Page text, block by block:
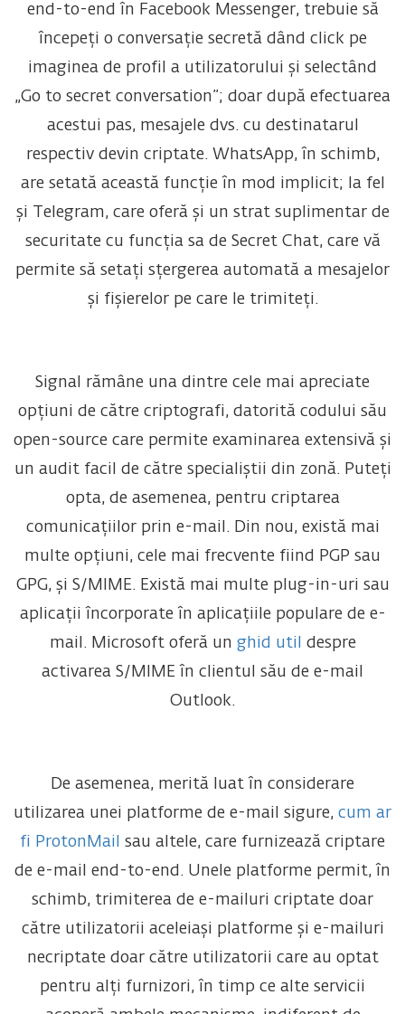
end-to-end în Facebook Messenger, trebuie să
începeți o conversație secretă dând click pe
imaginea de profil a utilizatorului și selectând
„Go to secret conversation”; doar după efectuarea
acestui pas, mesajele dvs. cu destinatarul
respectiv devin criptate. WhatsApp, în schimb,
are setată această funcție în mod implicit; la fel
și Telegram, care oferă și un strat suplimentar de
securitate cu funcția sa de Secret Chat, care vă
permite să setați sțergerea automată a mesajelor
și fișierelor pe care le trimiteți.
Signal rămâne una dintre cele mai apreciate
opțiuni de către criptografi, datorită codului său
open-source care permite examinarea extensivă și
un audit facil de către specialiștii din zonă. Puteți
opta, de asemenea, pentru criptarea
comunicațiilor prin e-mail. Din nou, există mai
multe opțiuni, cele mai frecvente fiind PGP sau
GPG, și S/MIME. Există mai multe plug-in-uri sau
aplicații încorporate în aplicațiile populare de e-
mail. Microsoft oferă un ghid util
despre
activarea S/MIME în clientul său de e-mail
Outlook.
De asemenea, merită luat în considerare
utilizarea unei platforme de e-mail sigure, cum ar
fi ProtonMail
sau altele, care furnizează criptare
de e-mail end-to-end. Unele platforme permit, în
schimb, trimiterea de e-mailuri criptate doar
către utilizatorii aceleiași platforme și e-mailuri
necriptate doar către utilizatorii care au optat
pentru alți furnizori, în timp ce alte servicii